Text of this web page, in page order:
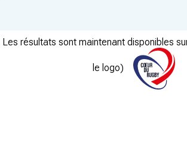
Les résultats sont maintenant disponibles
le logo)